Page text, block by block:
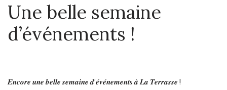
Une belle semaine
d’événements !
𝑬𝒏𝒄𝒐𝒓𝒆 𝒖𝒏𝒆 𝒃𝒆𝒍𝒍𝒆 𝒔𝒆𝒎𝒂𝒊𝒏𝒆 𝒅’𝒆́𝒗𝒆́𝒏𝒆𝒎𝒆𝒏𝒕𝒔 𝒂̀ 𝑳𝒂 𝑻𝒆𝒓𝒓𝒂𝒔𝒔𝒆 !